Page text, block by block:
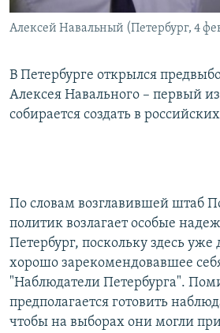
Все сайты РСЕ/РС
Алексей Навальный (Петербург, 4
В Петербурге открылся
Алексея Навального – первый
собирается создать в
По словам возглавившей штаб
политик возлагает особые
Петербург, поскольку здесь уже
хорошо зарекомендовавшее
"Наблюдатели Петербурга".
предполагается готовить
чтобы на выборах они могли